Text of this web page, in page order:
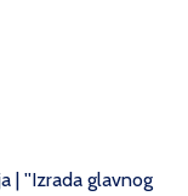
| ''Izrada glavnog